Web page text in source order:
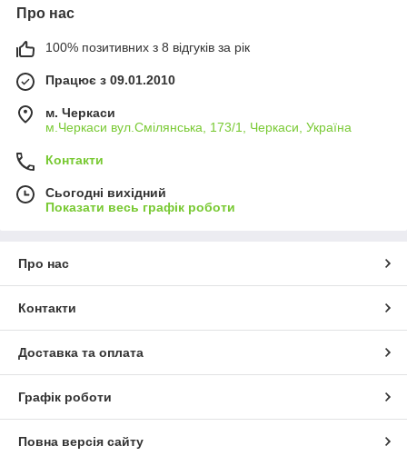
Про нас
100% позитивних з 8 відгуків за рік
Працює з 09.01.2010
м. Черкаси
м.Черкаси вул.Смілянська, 173/1, Черкаси, Україна
Контакти
Сьогодні вихідний
Показати весь графік роботи
Про нас
Контакти
Доставка та оплата
Графік роботи
Повна версія сайту